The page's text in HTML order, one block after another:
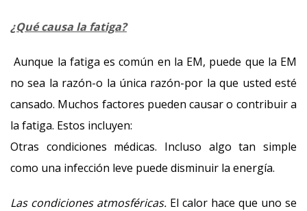
¿Qué causa la fatiga?
Aunque la fatiga es común en la EM, puede que la EM
no sea la razón-o la única razón-por la que usted esté
cansado. Muchos factores pueden causar o contribuir a
la fatiga. Estos incluyen:
Otras condiciones médicas. Incluso algo tan simple
como una infección leve puede disminuir la energía.
Las condiciones atmosféricas. El calor hace que uno se